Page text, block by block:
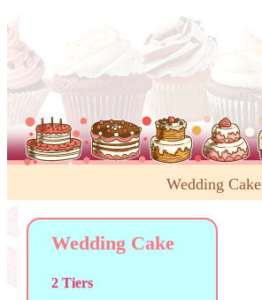
Wedding Cake
Wedding Cake
2 Tiers